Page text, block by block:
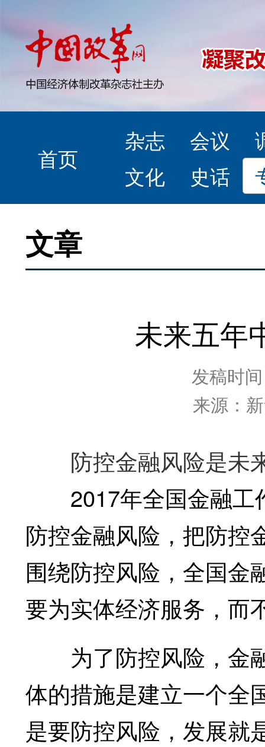
首页
杂志 会议
文化
史话
文章
未来五年
发稿时
来源：
防控金融风险是未
2017年全国金融工
防控金融风险，把防控
围绕防控风险，全国金
要为实体经济服务，而
为了防控风险，金
体的措施是建立一个全
是要防控风险，发展就